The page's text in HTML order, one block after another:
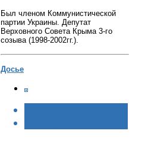
Был членом Коммунистической
партии Украины. Депутат
Верховного Совета Крыма 3-го
созыва (1998-2002гг.).
Досье